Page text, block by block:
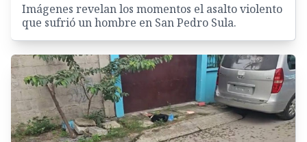
Imágenes revelan los momentos el asalto violento
que sufrió un hombre en San Pedro Sula.